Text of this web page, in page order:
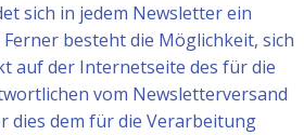
sich in jedem Newsletter ein
besteht die Möglichkeit, sich
auf der Internetseite des für die
vom Newsletterversand
dies dem für die Verarbeitung